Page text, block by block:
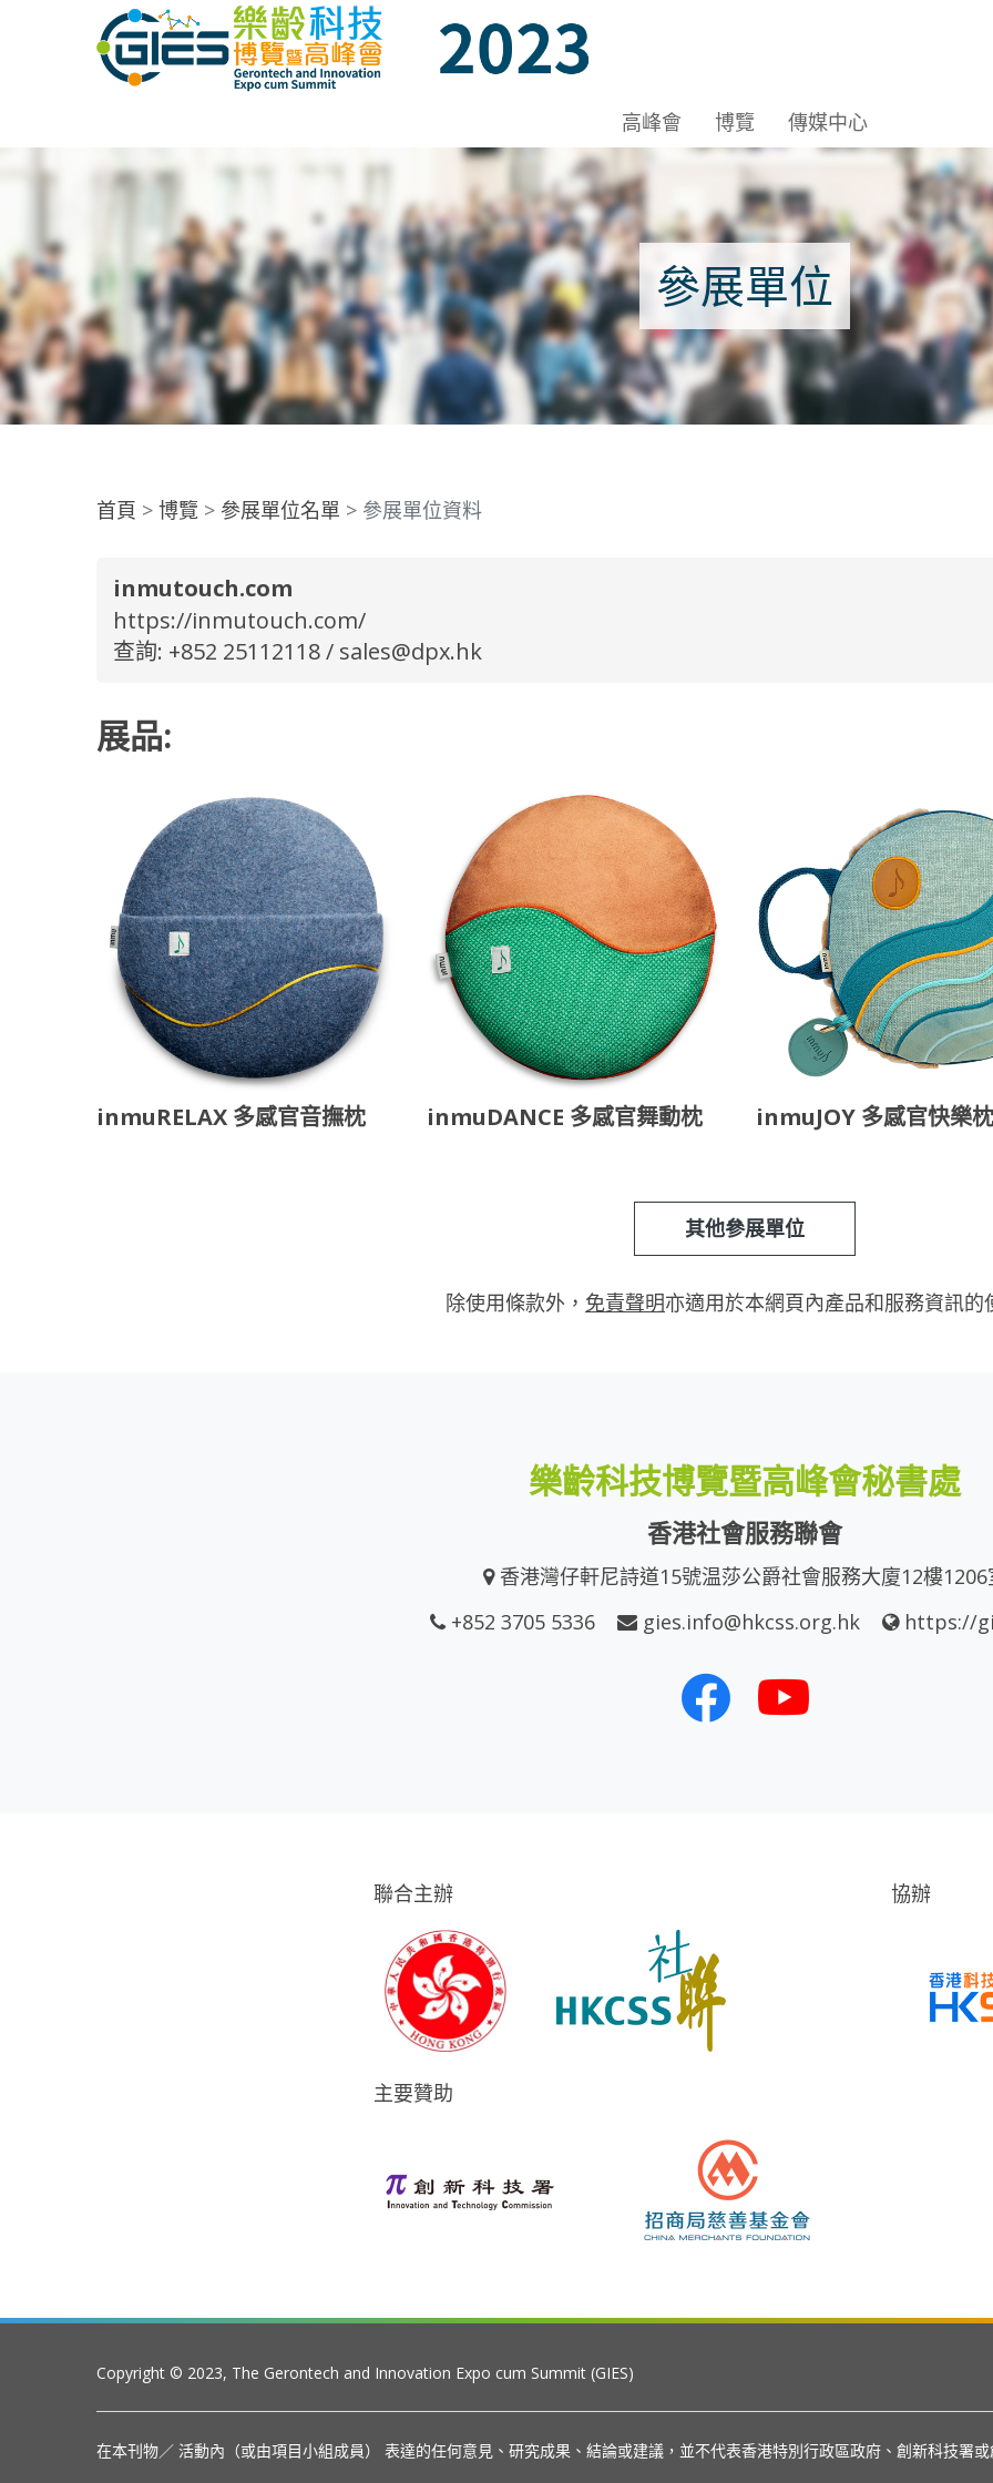
Date: Expo: 23-26 Nov 2023, Venue: Hall 1A-C, HKCEC
高峰會 博覽 傳媒中心
參展單位
首頁 博覽 參展單位名單 參展單位資料
inmutouch.com
https://inmutouch.com/
查詢: +852 25112118 / sales@dpx.hk
展品:
inmuRELAX 多感官音撫枕 inmuDANCE 多感官舞動枕 inmuJOY 多感官快樂枕
其他參展單位
除使用條款外， 免責聲明亦適用於本網頁內產品和服務資訊的
樂齡科技博覽暨高峰會秘書處
香港社會服務聯會
香港灣仔軒尼詩道15號温莎公爵社會服務大廈12樓1206
+852 3705 5336
gies.info@hkcss.org.hk https://
聯合主辦 協辦
主要贊助
Copyright © 2023, The Gerontech and Innovation Expo cum Summit (GIES)
在本刊物／ 活動內（或由項目小組成員） 表達的任何意見、研究成果、結論或建議，並不代表香港特別行政區政府、創新科技署